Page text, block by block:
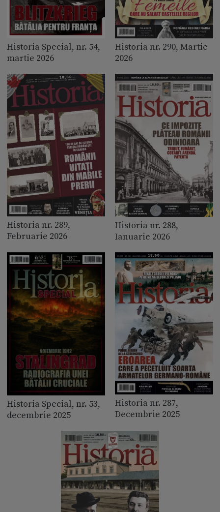
Historia Special, nr. 54,
martie 2026
Historia nr. 290, Martie
2026
Historia nr. 289,
Februarie 2026
Historia nr. 288,
Ianuarie 2026
Historia Special, nr. 53,
decembrie 2025
Historia nr. 287,
Decembrie 2025